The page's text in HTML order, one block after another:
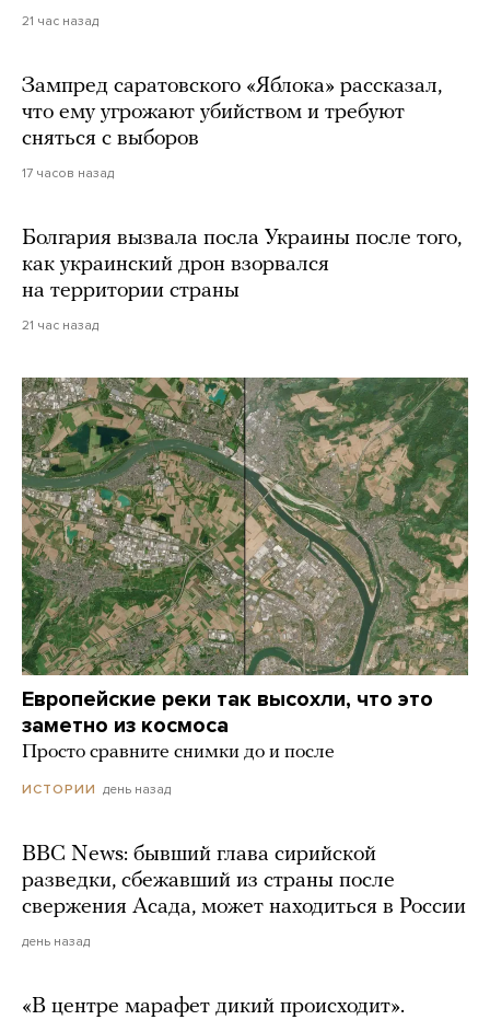
21 час назад
Зампред саратовского «Яблока» рассказал,
что ему угрожают убийством и требуют
сняться с выборов
17 часов назад
Болгария вызвала посла Украины после того,
как украинский дрон взорвался
на территории страны
21 час назад
Европейские реки так высохли, что это
заметно из космоса
Просто сравните снимки до и после
ИСТОРИИ день назад
BBC News: бывший глава сирийской
разведки, сбежавший из страны после
свержения Асада, может находиться в России
день назад
«В центре марафет дикий происходит».